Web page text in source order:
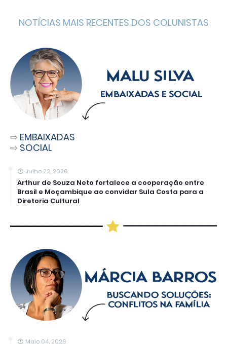
NOTÍCIAS MAIS RECENTES DOS COLUNISTAS
⇨ EMBAIXADAS
⇨ SOCIAL
Julho 22, 2026
Arthur de Souza Neto fortalece a cooperação entre
Brasil e Moçambique ao convidar Sula Costa para a
Diretoria Cultural
Maio 04, 2026